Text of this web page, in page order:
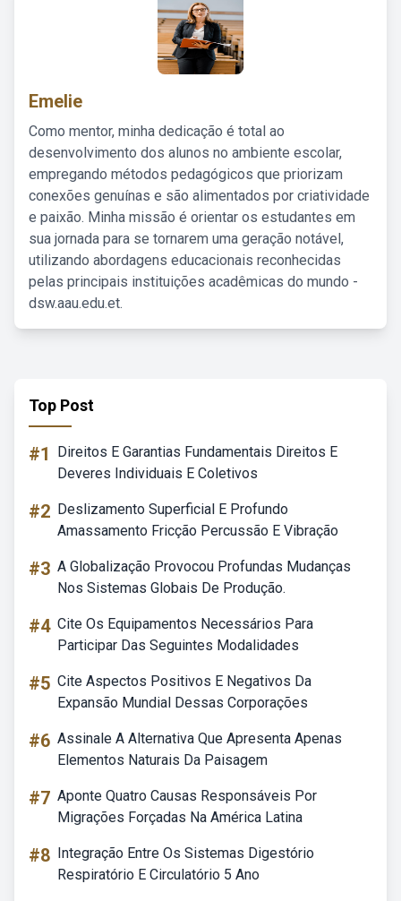
Emelie
Como mentor, minha dedicação é total ao
desenvolvimento dos alunos no ambiente escolar,
empregando métodos pedagógicos que priorizam
conexões genuínas e são alimentados por criatividade
e paixão. Minha missão é orientar os estudantes em
sua jornada para se tornarem uma geração notável,
utilizando abordagens educacionais reconhecidas
pelas principais instituições acadêmicas do mundo -
dsw.aau.edu.et.
Top Post
#1
Direitos E Garantias Fundamentais Direitos E
Deveres Individuais E Coletivos
#2 Deslizamento Superficial E Profundo
Amassamento Fricção Percussão E Vibração
#3 A Globalização Provocou Profundas Mudanças
Nos Sistemas Globais De Produção.
#4 Cite Os Equipamentos Necessários Para
Participar Das Seguintes Modalidades
#5 Cite Aspectos Positivos E Negativos Da
Expansão Mundial Dessas Corporações
#6 Assinale A Alternativa Que Apresenta Apenas
Elementos Naturais Da Paisagem
#7 Aponte Quatro Causas Responsáveis Por
Migrações Forçadas Na América Latina
#8 Integração Entre Os Sistemas Digestório
Respiratório E Circulatório 5 Ano